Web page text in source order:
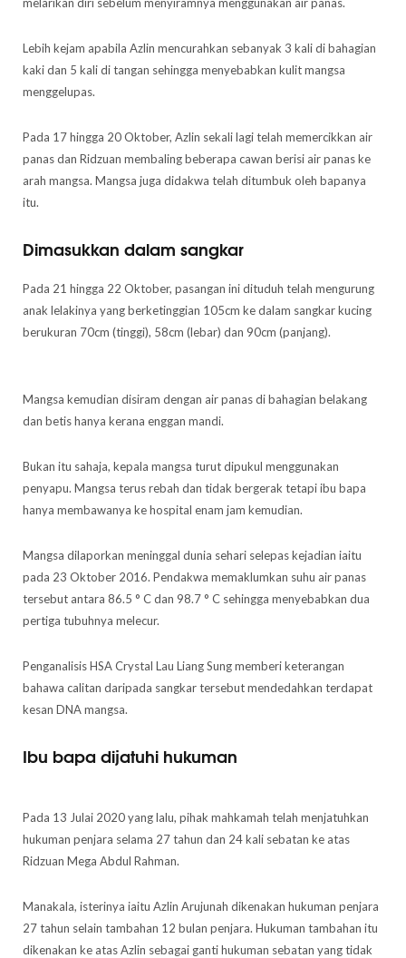
Lebih kejam apabila Azlin mencurahkan sebanyak 3 kali di bahagian
kaki dan 5 kali di tangan sehingga menyebabkan kulit mangsa
menggelupas.
Pada 17 hingga 20 Oktober, Azlin sekali lagi telah memercikkan air
panas dan Ridzuan membaling beberapa cawan berisi air panas ke
arah mangsa. Mangsa juga didakwa telah ditumbuk oleh bapanya
itu.
Dimasukkan dalam sangkar
Pada 21 hingga 22 Oktober, pasangan ini dituduh telah mengurung
anak lelakinya yang berketinggian 105cm ke dalam sangkar kucing
berukuran 70cm (tinggi), 58cm (lebar) dan 90cm (panjang).
Mangsa kemudian disiram dengan air panas di bahagian belakang
dan betis hanya kerana enggan mandi.
Bukan itu sahaja, kepala mangsa turut dipukul menggunakan
penyapu. Mangsa terus rebah dan tidak bergerak tetapi ibu bapa
hanya membawanya ke hospital enam jam kemudian.
Mangsa dilaporkan meninggal dunia sehari selepas kejadian iaitu
pada 23 Oktober 2016. Pendakwa memaklumkan suhu air panas
tersebut antara 86.5 ° C dan 98.7 ° C sehingga menyebabkan dua
pertiga tubuhnya melecur.
Penganalisis HSA Crystal Lau Liang Sung memberi keterangan
bahawa calitan daripada sangkar tersebut mendedahkan terdapat
kesan DNA mangsa.
Ibu bapa dijatuhi hukuman
Pada 13 Julai 2020 yang lalu, pihak mahkamah telah menjatuhkan
hukuman penjara selama 27 tahun dan 24 kali sebatan ke atas
Ridzuan Mega Abdul Rahman.
Manakala, isterinya iaitu Azlin Arujunah dikenakan hukuman penjara
27 tahun selain tambahan 12 bulan penjara. Hukuman tambahan itu
dikenakan ke atas Azlin sebagai ganti hukuman sebatan yang tidak